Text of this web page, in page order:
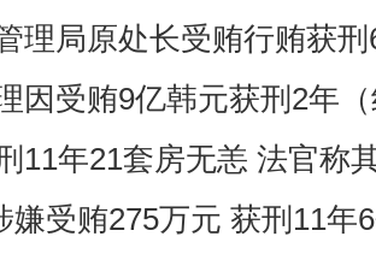
理局原处长受贿行贿获刑
因受贿9亿韩元获刑2年
11年21套房无恙 法官称
嫌受贿275万元 获刑11年